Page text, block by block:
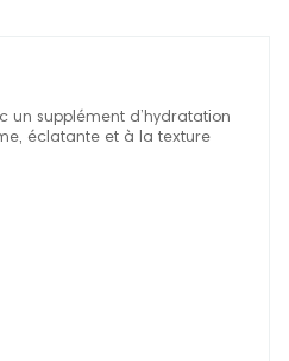
un supplément d’hydratation
éclatante et à la texture